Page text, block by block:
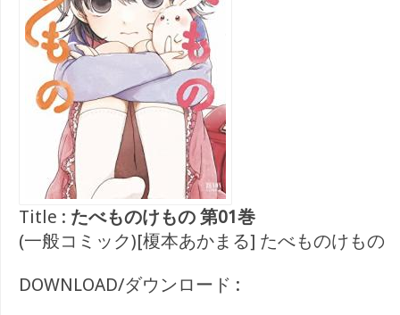
Title : たべものけもの 第01巻
(一般コミック)[榎本あかまる] たべものけもの
DOWNLOAD/ダウンロード :